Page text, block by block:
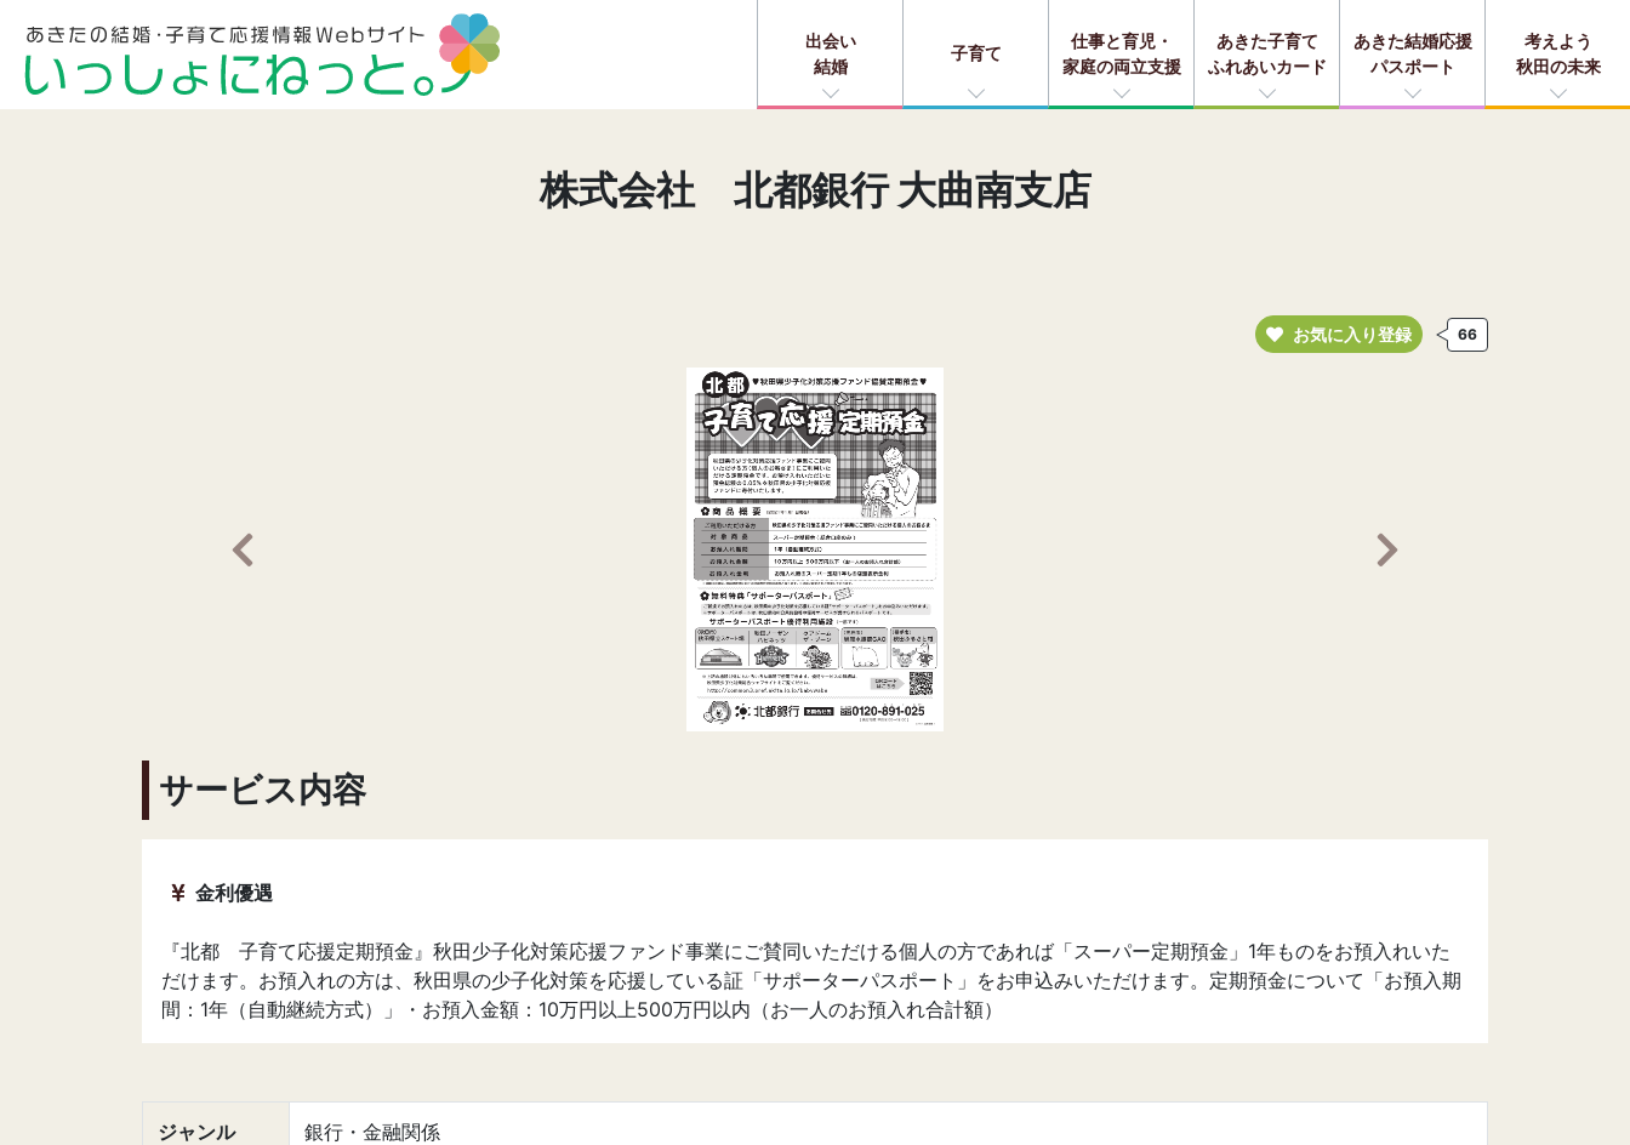
出会い
結婚
子育て
仕事と育児・
家庭の両立支援
あきた子育て
ふれあいカード
あきた結婚応援
パスポート
考えよう
秋田の未来
株式会社 北都銀行 大曲南支店
お気に入り登録 66
前の画像へ 次の画像へ
サービス内容
金利優遇
『北都 子育て応援定期預金』秋田少子化対策応援ファンド事業にご賛同いただける個人の方であれば「スーパー定期預金」1年ものをお預入れいた
だけます。お預入れの方は、秋田県の少子化対策を応援している証「サポーターパスポート」をお申込みいただけます。定期預金について「お預入期
間：1年（自動継続方式）」・お預入金額：10万円以上500万円以内（お一人のお預入れ合計額）
ジャンル 銀行・金融関係